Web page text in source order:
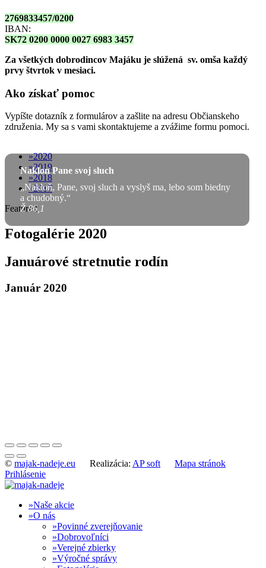
2769833457/0200
IBAN:
SK72 0200 0000 0027 6983 3457
Za všetkých dobrodincov Majáku je slúžená sv. omša každý
prvy štvrtok v mesiaci.
Ako získať pomoc
Vypíšte dotazník z formulárov a zašlite na adresu Občianskeho
združenia. My sa s vami skontaktujeme a zvážime formu pomoci.
Naklon Pane svoj sluch
„Nakloň, Pane, svoj sluch a vyslyš ma, lebo som biedny
a chudobný.“
Ž 86,1
2020
2019
2018
2017
Featured
Fotogalérie 2020
Januárové stretnutie rodín
Január 2020
© majak-nadeje.eu Realizácia: AP soft
Mapa stránok
Prihlásenie
Naše akcie
O nás
Povinné zverejňovanie
Dobrovoľníci
Verejné zbierky
Výročné správy